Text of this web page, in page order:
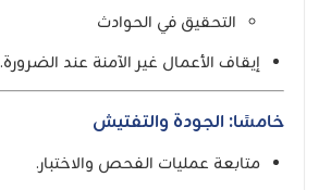
التحقيق في الحوادث
إيقاف الأعمال غير الآمنة عند الضرورة.
خامسًا: الجودة والتفتيش
متابعة عمليات الفحص والاختبار.